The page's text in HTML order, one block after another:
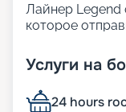
Лайнер Legend
которое
превышает по
комфорта
готовы
ресторанов и
Услуги на
24 hours